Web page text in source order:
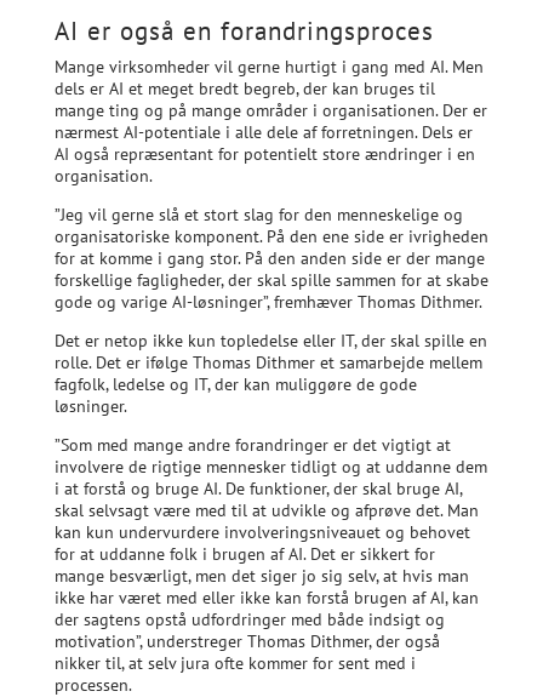
AI er også en forandringsproces
Mange virksomheder vil gerne hurtigt i gang med AI. Men
dels er AI et meget bredt begreb, der kan bruges til
mange ting og på mange områder i organisationen. Der er
nærmest AI-potentiale i alle dele af forretningen. Dels er
AI også repræsentant for potentielt store ændringer i en
organisation.
”Jeg vil gerne slå et stort slag for den menneskelige og
organisatoriske komponent. På den ene side er ivrigheden
for at komme i gang stor. På den anden side er der mange
forskellige fagligheder, der skal spille sammen for at skabe
gode og varige AI-løsninger”, fremhæver Thomas Dithmer.
Det er netop ikke kun topledelse eller IT, der skal spille en
rolle. Det er ifølge Thomas Dithmer et samarbejde mellem
fagfolk, ledelse og IT, der kan muliggøre de gode
løsninger.
”Som med mange andre forandringer er det vigtigt at
involvere de rigtige mennesker tidligt og at uddanne dem
i at forstå og bruge AI. De funktioner, der skal bruge AI,
skal selvsagt være med til at udvikle og afprøve det. Man
kan kun undervurdere involveringsniveauet og behovet
for at uddanne folk i brugen af AI. Det er sikkert for
mange besværligt, men det siger jo sig selv, at hvis man
ikke har været med eller ikke kan forstå brugen af AI, kan
der sagtens opstå udfordringer med både indsigt og
motivation”, understreger Thomas Dithmer, der også
nikker til, at selv jura ofte kommer for sent med i
processen.